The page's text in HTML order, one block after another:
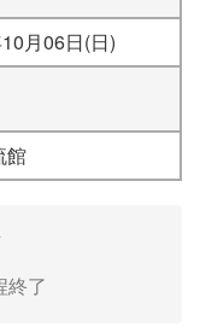
月06日(日)
館
終了